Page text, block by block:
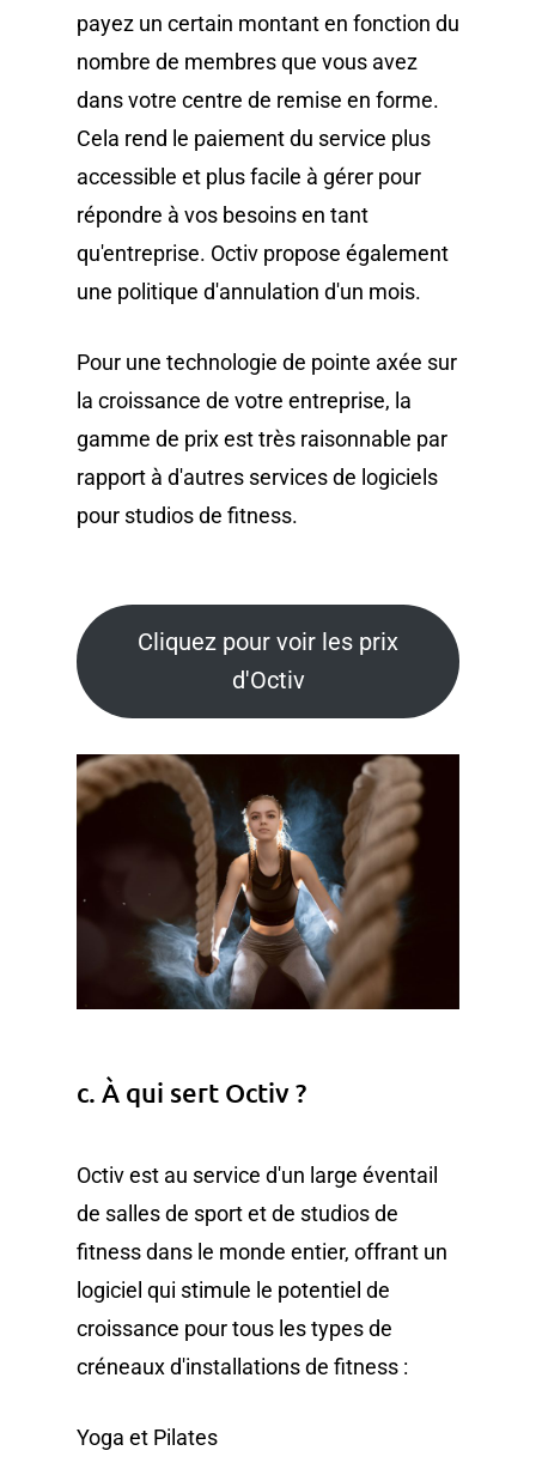
payez un certain montant en fonction du
nombre de membres que vous avez
dans votre centre de remise en forme.
Cela rend le paiement du service plus
accessible et plus facile à gérer pour
répondre à vos besoins en tant
qu'entreprise. Octiv propose également
une politique d'annulation d'un mois.
Pour une technologie de pointe axée sur
la croissance de votre entreprise, la
gamme de prix est très raisonnable par
rapport à d'autres services de logiciels
pour studios de fitness.
Cliquez pour voir les prix
d'Octiv
c. À qui sert Octiv ?
Octiv est au service d'un large éventail
de salles de sport et de studios de
fitness dans le monde entier, offrant un
logiciel qui stimule le potentiel de
croissance pour tous les types de
créneaux d'installations de fitness :
Yoga et Pilates